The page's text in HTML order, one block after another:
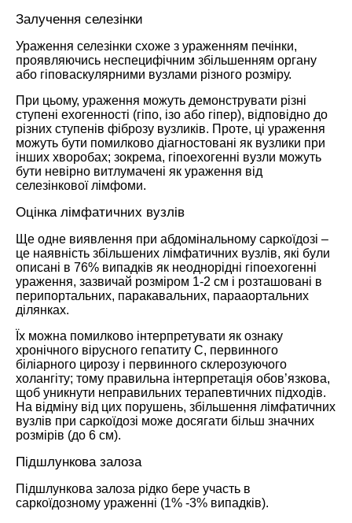
Залучення селезінки
Ураження селезінки схоже з ураженням печінки,
проявляючись неспецифічним збільшенням органу
або гіповаскулярними вузлами різного розміру.
При цьому, ураження можуть демонструвати різні
ступені ехогенності (гіпо, ізо або гіпер), відповідно до
різних ступенів фіброзу вузликів. Проте, ці ураження
можуть бути помилково діагностовані як вузлики при
інших хворобах; зокрема, гіпоехогенні вузли можуть
бути невірно витлумачені як ураження від
селезінкової лімфоми.
Оцінка лімфатичних вузлів
Ще одне виявлення при абдомінальному саркоїдозі –
це наявність збільшених лімфатичних вузлів, які були
описані в 76% випадків як неоднорідні гіпоехогенні
ураження, зазвичай розміром 1-2 см і розташовані в
перипортальних, паракавальних, парааортальних
ділянках.
Їх можна помилково інтерпретувати як ознаку
хронічного вірусного гепатиту С, первинного
біліарного цирозу і первинного склерозуючого
холангіту; тому правильна інтерпретація обов’язкова,
щоб уникнути неправильних терапевтичних підходів.
На відміну від цих порушень, збільшення лімфатичних
вузлів при саркоїдозі може досягати більш значних
розмірів (до 6 см).
Підшлункова залоза
Підшлункова залоза рідко бере участь в
саркоїдозному ураженні (1% -3% випадків).